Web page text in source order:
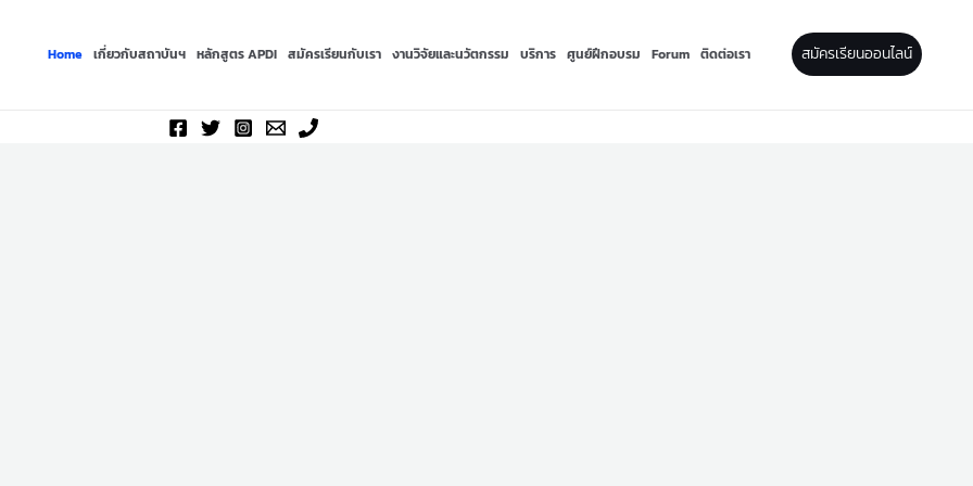
Home เกี่ยวกับสถาบันฯ หลักสูตร APDI สมัครเรียนกับเรา งานวิจัยและนวัตกรรม บริการ ศูนย์ฝึกอบรม Forum ติดต่อเรา สมัครเรียนออนไลน์